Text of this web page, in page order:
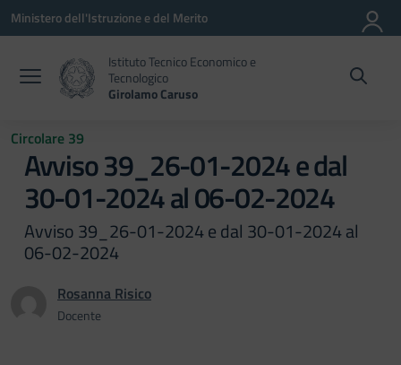
Vai ai contenuti
Vai al menu di navigazione
Vai al footer
Ministero dell'Istruzione e del Merito
Istituto Tecnico Economico e
Tecnologico
Girolamo Caruso
Circolare 39
Avviso 39_26-01-2024 e dal
30-01-2024 al 06-02-2024
Avviso 39_26-01-2024 e dal 30-01-2024 al
06-02-2024
Rosanna Risico
Docente